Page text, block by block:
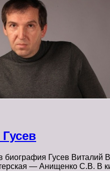
биография Гусев Виталий
— Анищенко С.В. В